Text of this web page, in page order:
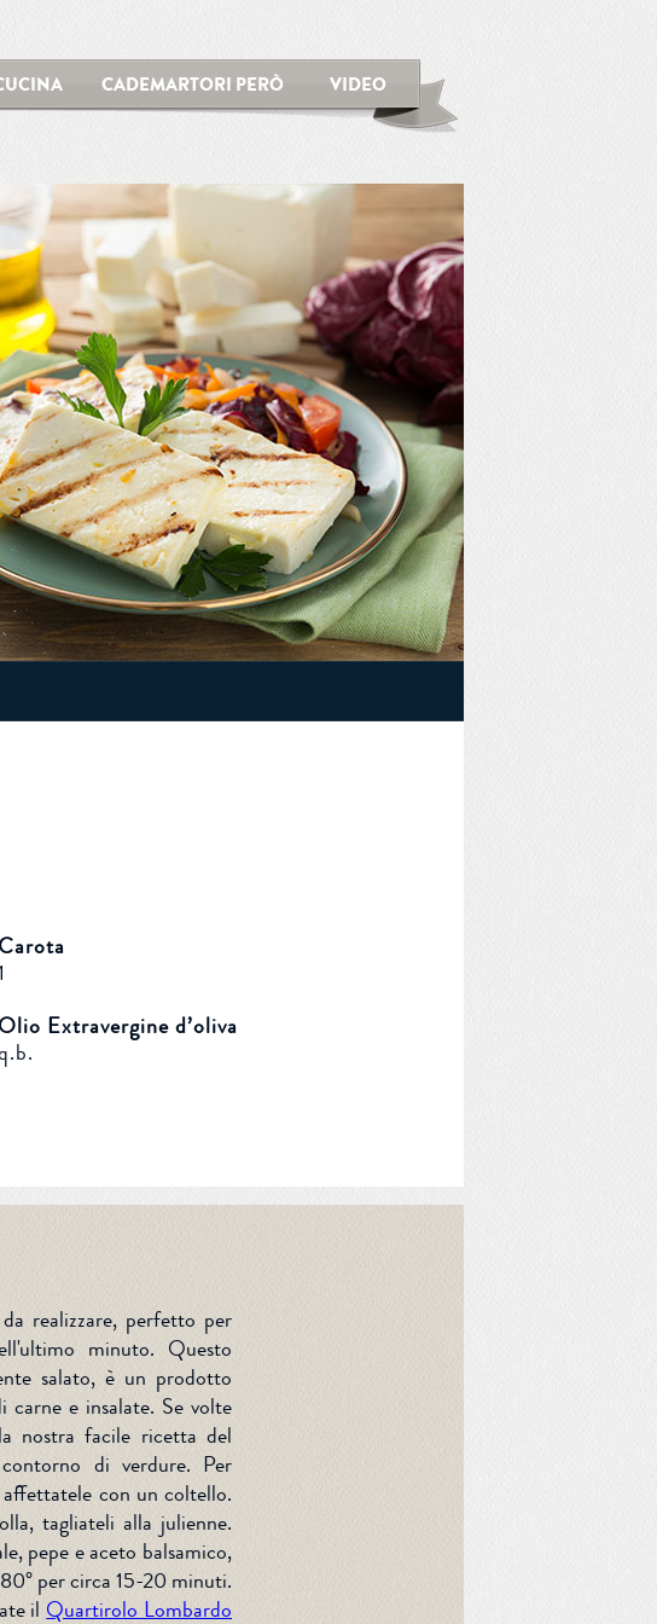
CADEMARTORI PERÒ VIDEO
Carota
Olio Extravergine d’oliva
realizzare, perfetto per
minuto. Questo
salato, è un prodotto
e insalate. Se volte
nostra facile ricetta del
di verdure. Per
con un coltello.
tagliateli alla julienne.
pepe e aceto balsamico,
per circa 15-20 minuti.
il Quartirolo Lombardo